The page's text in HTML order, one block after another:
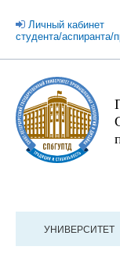
Личный кабинет
студента/аспиранта/
УНИВЕРСИТЕТ